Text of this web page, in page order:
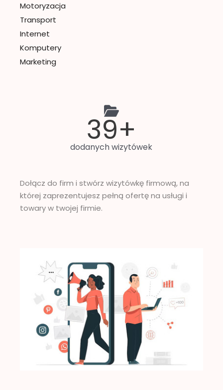
Motoryzacja
Transport
Internet
Komputery
Marketing
50+
dodanych wizytówek
Dołącz do firm i stwórz wizytówkę firmową, na
której zaprezentujesz pełną ofertę na usługi i
towary w twojej firmie.